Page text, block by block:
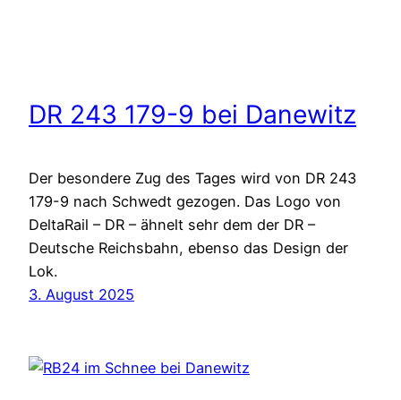
DR 243 179-9 bei Danewitz
Der besondere Zug des Tages wird von DR 243
179-9 nach Schwedt gezogen. Das Logo von
DeltaRail – DR – ähnelt sehr dem der DR –
Deutsche Reichsbahn, ebenso das Design der
Lok.
3. August 2025